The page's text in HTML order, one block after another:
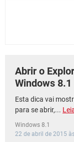
Abrir o
Windows 8.1
Esta dica vai
para se abrir,...
Windows 8.1
22 de abril de 2015